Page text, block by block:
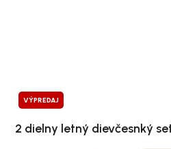
VÝPREDAJ
2 dielny letný dievčesnký